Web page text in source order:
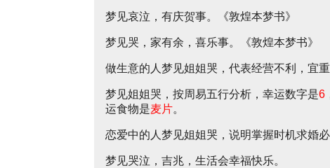
梦见哀泣，有庆贺事。《敦煌本梦书》
梦见哭，家有余，喜乐事。《敦煌本梦书》
做生意的人梦见姐姐哭，代表经营不利，宜
梦见姐姐哭，按周易五行分析，幸运数字是6
运食物是麦片。
恋爱中的人梦见姐姐哭，说明掌握时机求婚
梦见哭泣，吉兆，生活会幸福快乐。